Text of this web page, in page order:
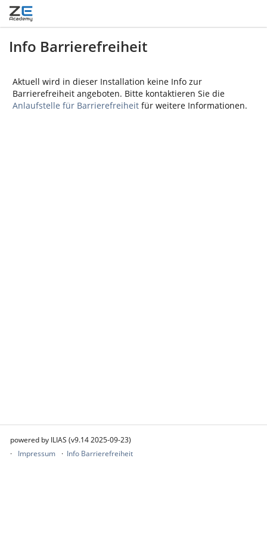
Info Barrierefreiheit
Aktuell wird in dieser Installation keine Info zur
Barrierefreiheit angeboten. Bitte kontaktieren Sie die
Anlaufstelle für Barrierefreiheit für weitere Informationen.
powered by ILIAS (v9.14 2025-09-23)
Impressum
Info Barrierefreiheit